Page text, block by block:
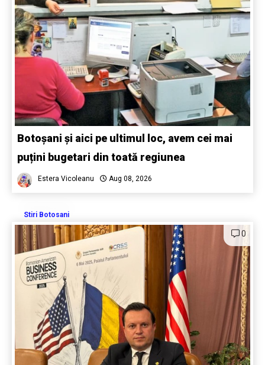
Botoșani și aici pe ultimul loc, avem cei mai
puțini bugetari din toată regiunea
Estera Vicoleanu Aug 08, 2026
Stiri Botosani
0